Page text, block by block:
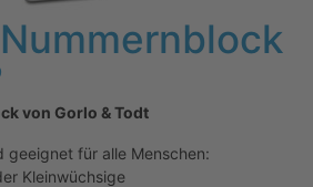
von Gorlo & Todt
geeignet für alle Menschen:
Kleinwüchsige